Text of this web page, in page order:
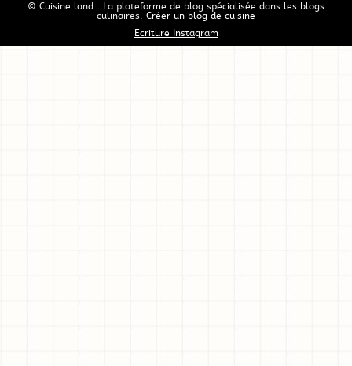
© Cuisine.land : La plateforme de blog spécialisée dans les blogs
culinaires. Créer un blog de cuisine
Ecriture Instagram